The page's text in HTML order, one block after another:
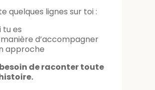
quelques lignes sur toi :
tu es
d’accompagner
approche
de raconter toute